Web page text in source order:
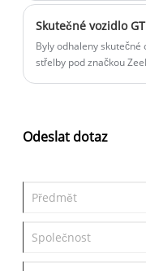
abychom hlouběji
čínském stylu.
trh, aby vyhovovalo
Byly odhaleny skutečné
střelby pod značkou
Odeslat dotaz